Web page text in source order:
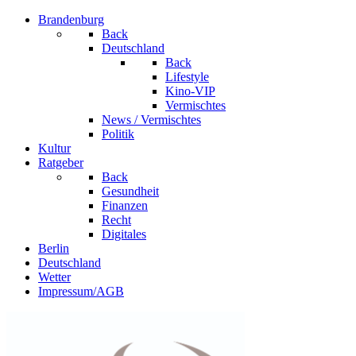
Brandenburg
Back
Deutschland
Back
Lifestyle
Kino-VIP
Vermischtes
News / Vermischtes
Politik
Kultur
Ratgeber
Back
Gesundheit
Finanzen
Recht
Digitales
Berlin
Deutschland
Wetter
Impressum/AGB